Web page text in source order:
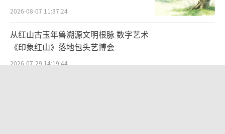
种子，切不能急于求成。不能在孩子们还没有
对艺术有足够兴趣的前提下，就盲目地安排他
们学各种艺术的技能与技巧，这是本末倒置，
看似抄了近路，一旦孩子没了兴趣，那就前功
2026-08-07 11:37:24
从红山古玉年兽溯源文明根脉 数字艺术
《印象红山》落地包头艺博会
2026-07-29 14:19:44